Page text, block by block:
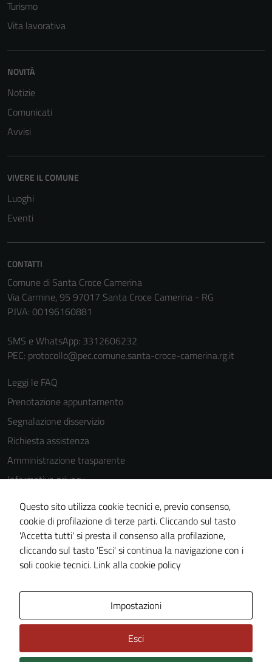
Turismo
Vita lavorativa
NOVITÀ
Notizie
Comunicati
Avvisi
VIVERE IL COMUNE
Luoghi
Eventi
CONTATTI
Comune di Santa Croce Camerina
Via Carmine, 95 97017 Santa Croce Camerina - RG
P.IVA: 00196160881
SMS e WhatsApp: 3312606232
PEC: protocollo@pec.comune.santa-croce-camerina.rg.it
Leggi le FAQ
Prenotazione appuntamento
Segnalazione disservizio
Richiesta assistenza
Amministrazione trasparente
Informativa privacy
Cookie Policy
Note legali
Dichiarazione di accessibilità
Piano di miglioramento del sito
Questo sito utilizza cookie tecnici e, previo consenso,
cookie di profilazione di terze parti. Cliccando sul tasto
'Accetta tutti' si presta il consenso alla profilazione,
cliccando sul tasto 'Esci' si continua la navigazione con i
soli cookie tecnici. Link alla cookie policy
Impostazioni
Esci
non raccolgono
Questi cookie
una serie di
di questi
peggiore la
navigazione e
la fruizione
delle
funzionalità
Experience
our website